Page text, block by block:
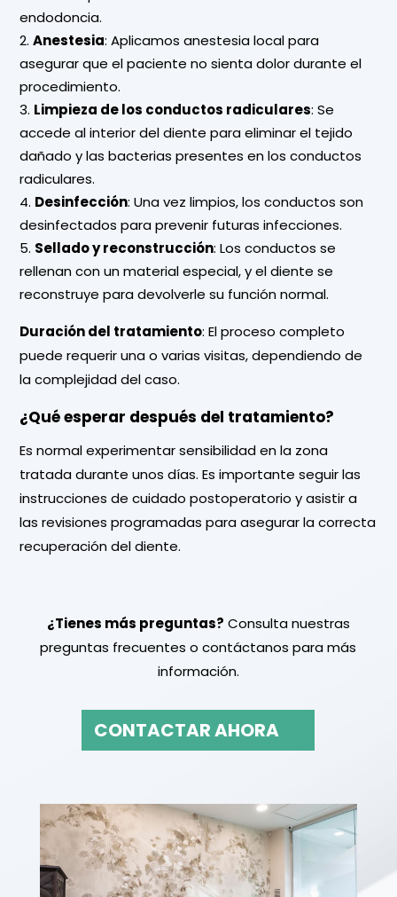
endodoncia.
Anestesia: Aplicamos anestesia local para
asegurar que el paciente no sienta dolor durante el
procedimiento.
Limpieza de los conductos radiculares: Se
accede al interior del diente para eliminar el tejido
dañado y lasbacterias presentes en los conductos
radiculares.
Desinfección: Una vez limpios, los conductos son
desinfectados para prevenir futuras infecciones.
Sellado y reconstrucción: Los conductos se
rellenan con un material especial, y el diente se
reconstruye para devolverle su función normal.
Duración del tratamiento: El proceso completo
puede requerir una o varias visitas, dependiendo de
la complejidad del caso.
¿Qué esperar después del tratamiento?
Es normal experimentar sensibilidad en la zona
tratada durante unos días. Es importante seguir las
instrucciones de cuidado postoperatorio y asistir a
las revisiones programadas para asegurar la correcta
recuperación del diente.
¿Tienes más preguntas? Consulta nuestras
preguntas frecuentes ocontáctanos para más
información.
CONTACTAR AHORA